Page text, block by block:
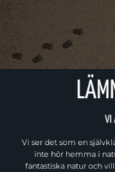
VI
Vi ser det som en
inte hör hemma i
fantastiska natur och